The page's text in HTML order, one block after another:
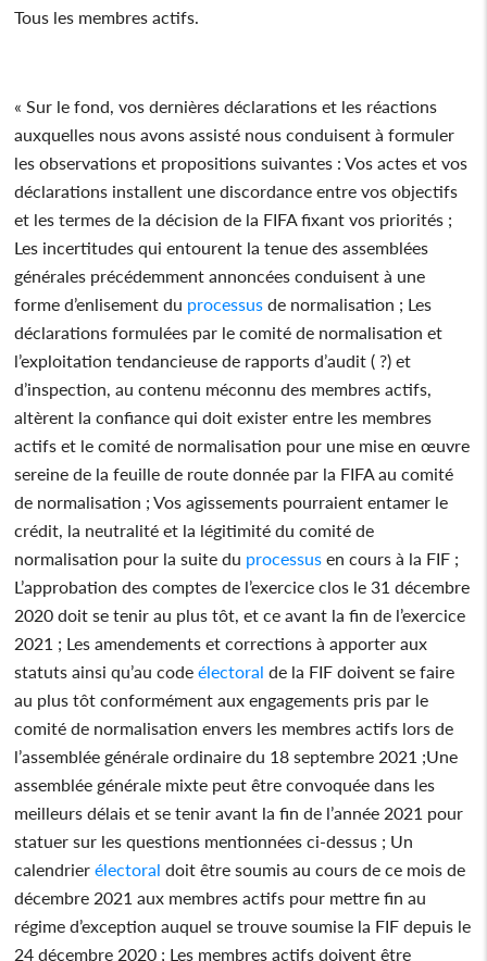
Tous les membres actifs.
« Sur le fond, vos dernières déclarations et les réactions
auxquelles nous avons assisté nous conduisent à formuler
les observations et propositions suivantes : Vos actes et vos
déclarations installent une discordance entre vos objectifs
et les termes de la décision de la FIFA fixant vos priorités ;
Les incertitudes qui entourent la tenue des assemblées
générales précédemment annoncées conduisent à une
forme d’enlisement du processus de normalisation ; Les
déclarations formulées par le comité de normalisation et
l’exploitation tendancieuse de rapports d’audit ( ?) et
d’inspection, au contenu méconnu des membres actifs,
altèrent la confiance qui doit exister entre les membres
actifs et le comité de normalisation pour une mise en œuvre
sereine de la feuille de route donnée par la FIFA au comité
de normalisation ; Vos agissements pourraient entamer le
crédit, la neutralité et la légitimité du comité de
normalisation pour la suite du processus en cours à la FIF ;
L’approbation des comptes de l’exercice clos le 31 décembre
2020 doit se tenir au plus tôt, et ce avant la fin de l’exercice
2021 ; Les amendements et corrections à apporter aux
statuts ainsi qu’au codeélectoral de la FIF doivent se faire
au plus tôt conformément aux engagements pris par le
comité de normalisation envers les membres actifs lors de
l’assemblée générale ordinaire du 18 septembre 2021 ;Une
assemblée générale mixte peut être convoquée dans les
meilleurs délais et se tenir avant la fin de l’année 2021 pour
statuer sur les questions mentionnées ci-dessus ; Un
calendrierélectoral doit être soumis au cours de ce mois de
décembre 2021 aux membres actifs pour mettre fin au
régime d’exception auquel se trouve soumise la FIF depuis le
24 décembre 2020 ; Les membres actifs doivent être